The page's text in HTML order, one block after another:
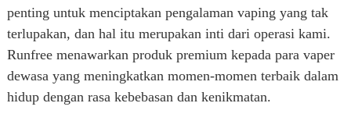
penting untuk menciptakan pengalaman vaping yang tak
terlupakan, dan hal itu merupakan inti dari operasi kami.
Runfree menawarkan produk premium kepada para vaper
dewasa yang meningkatkan momen-momen terbaik dalam
hidup dengan rasa kebebasan dan kenikmatan.